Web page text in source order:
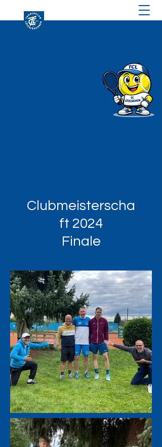
Clubmeisterscha
ft 2024
Finale